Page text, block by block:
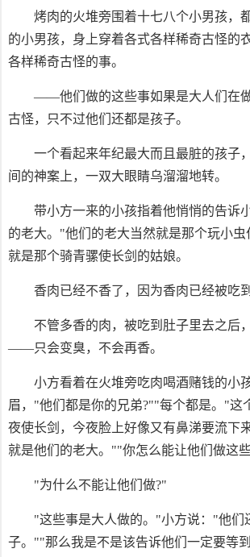
烤肉的火堆旁围着十七八个小男孩，
的小男孩，身上穿着各式各样稀奇古怪的
各样稀奇古怪的事。
——他们做的这些事如果是大人们在
古怪，只不过他们还都是孩子。
一个看起来年纪最大而且最脏的孩子
间的神案上，一双大眼睛乌溜溜地转。
带小方一来的小孩指着他悄悄的告诉
的老大。"他们的老大当然就是那个玩小虫
就是那个骑青骡使长剑的姑娘。
香肉已经不香了，因为香肉已经被吃
不管多香的肉，被吃到肚子里去之后
——只会变臭，不会再香。
小方看着在火堆旁吃肉喝酒赌钱的小
眉，"他们都是你的兄弟?""每个都是。"这
夜使长剑，今夜脸上好像又有鼻涕要流下
就是他们的老大。""你怎么能让他们做这
"为什么不能让他们做?"
"这些事是大人做的。"小方说："他们
子。""那么我是不是该告诉他们一定要等